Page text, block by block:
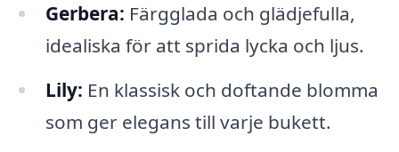
Gerbera: Färgglada och glädjefulla,
idealiska för att sprida lycka och ljus.
Lily: En klassisk och doftande blomma
som ger elegans till varje bukett.